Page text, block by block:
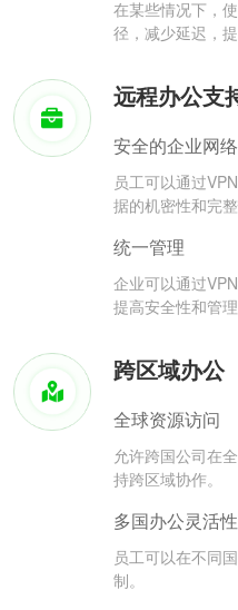
在某些情况下，
径，减少延迟，提
远程办公支
安全的企业网
员工可以通过
据的机密性和完整
统一管理
企业可以通过
提高安全性和管理
跨区域办公
全球资源访问
允许跨国公司在
持跨区域协作。
多国办公灵活性
员工可以在不同
制。